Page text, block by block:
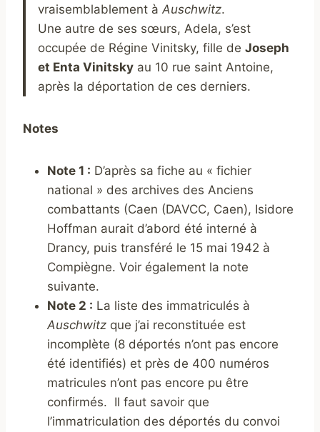
vraisemblablement à Auschwitz.
Une autre de ses sœurs, Adela, s’est
occupée de Régine Vinitsky, fille de Joseph
et Enta Vinitsky au 10 rue saint Antoine,
après la déportation de ces derniers.
Notes
Note 1 : D’après sa fiche au « fichier
national » des archives des Anciens
combattants (Caen (DAVCC, Caen), Isidore
Hoffman aurait d’abord été interné à
Drancy, puis transféré le 15 mai 1942 à
Compiègne. Voir également la note
suivante.
Note 2 : La liste des immatriculés à
Auschwitz que j’ai reconstituée est
incomplète (8 déportés n’ont pas encore
été identifiés) et près de 400 numéros
matricules n’ont pas encore pu être
confirmés. Il faut savoir que
l’immatriculation des déportés du convoi